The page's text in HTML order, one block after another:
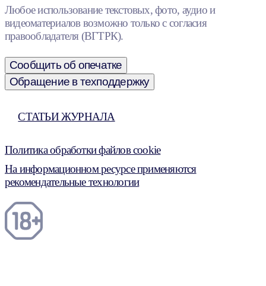
Любое использование текстовых, фото, аудио и
видеоматериалов возможно только с согласия
правообладателя (ВГТРК).
Сообщить об опечатке
Обращение в техподдержку
СТАТЬИ ЖУРНАЛА
Политика обработки файлов cookie
На информационном ресурсе применяются
рекомендательные технологии